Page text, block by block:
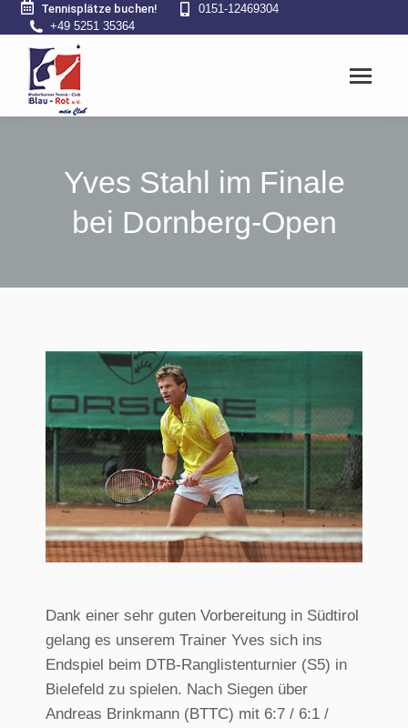
Tennisplätze buchen!
0151-12469304
+49 5251 35364
Yves Stahl im Finale
bei Dornberg-Open
Dank einer sehr guten Vorbereitung in Südtirol
gelang es unserem Trainer Yves sich ins
Endspiel beim DTB-Ranglistenturnier (S5) in
Bielefeld zu spielen. Nach Siegen über
Andreas Brinkmann (BTTC) mit 6:7 / 6:1 /